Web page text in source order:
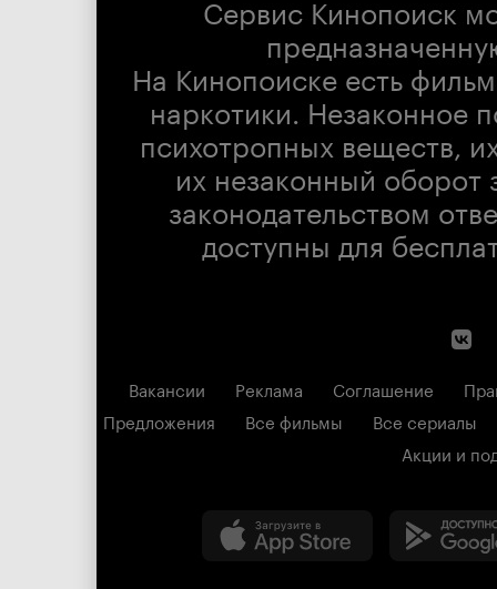
Сервис Кинопоиск
На Кинопоиске есть
наркотики. Незаконное
психотропных веществ,
их незаконный оборот
законодательством
доступны для
Вакансии Реклама Соглашение
Предложения
Все фильмы
Все сериалы
Акции и